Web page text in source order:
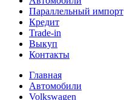
Параллельный импорт
Кредит
Trade-in
Выкуп
Контакты
Главная
Автомобили
Volkswagen